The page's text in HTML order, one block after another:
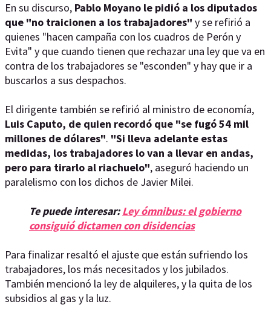
En su discurso, Pablo Moyano le pidió a los diputados
que "no traicionen a los trabajadores" y se refirió a
quienes "hacen campaña con los cuadros de Perón y
Evita" y que cuando tienen que rechazar una ley que va en
contra de los trabajadores se "esconden" y hay que ir a
buscarlos a sus despachos.
El dirigente también se refirió al ministro de economía,
Luis Caputo, de quien recordó que "se fugó 54 mil
millones de dólares". "Si lleva adelante estas
medidas, los trabajadores lo van a llevar en andas,
pero para tirarlo al riachuelo", aseguró haciendo un
paralelismo con los dichos de Javier Milei.
Te puede interesar:Ley ómnibus: el gobierno
consiguió dictamen con disidencias
Para finalizar resaltó el ajuste que están sufriendo los
trabajadores, los más necesitados y los jubilados.
También mencionó la ley de alquileres, y la quita de los
subsidios al gas y la luz.